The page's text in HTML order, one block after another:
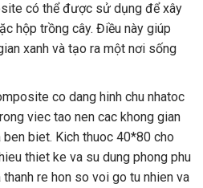
có thể được sử dụng để xây
hộp trồng cây. Điều này giúp
xanh và tạo ra một nơi sống
co dang hinh chu nhatoc
viec tao nen cac khong gian
biet. Kich thuoc 40*80 cho
thiet ke va su dung phong phu
re hon so voi go tu nhien va